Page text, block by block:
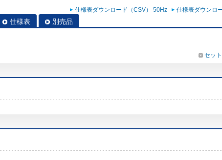
仕様表ダウンロード（CSV） 50Hz 仕様表ダウンロ
仕様表 別売品
セッ